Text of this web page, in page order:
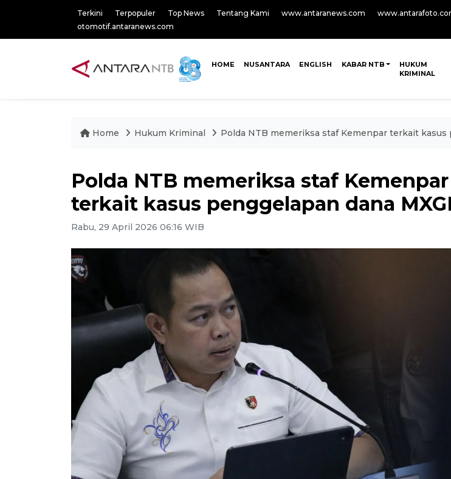
Terkini Terpopuler Top News Tentang Kami www.antaranews.com
otomotif.antaranews.com
HOME NUSANTARA ENGLISH KABAR NTB
HUKUM
KRIMINAL
Home Hukum Kriminal Polda NTB memeriksa staf Kemenpar terkait kasus
Polda NTB memeriksa staf Kemenpar
terkait kasus penggelapan dana
Rabu, 29 April 2026 06:16 WIB